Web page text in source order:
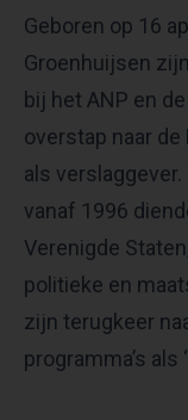
Geboren op 16
Groenhuijsen
bij het ANP en
overstap naar de
als
vanaf 1996
Verenigde
politieke en
zijn terugkeer
programma’s als